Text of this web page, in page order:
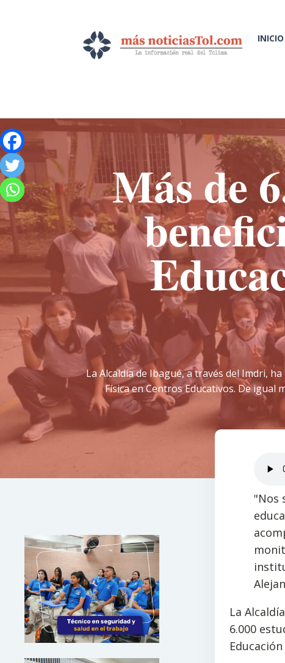
INICIO
Más de
La Alcaldía de Ibagué, a través del Imdri,
Física en Centros Educativos. De
"Nos
La
6.000